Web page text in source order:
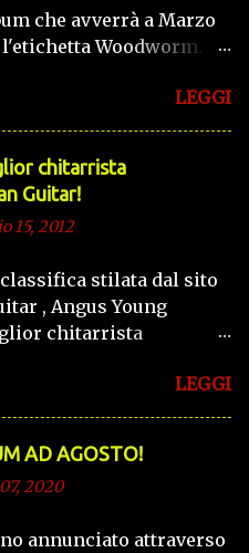
ufficialmente al
nuovo progetto solista
MADNESS” interpretato
Una relazione
condurre sull’orlo
le emozioni più
labile il confine tra
THE EDGE OF
singolo e video con
lancia
il suo nuovo progetto
che avverrà a Marzo
Woodworm.
di seguito il video
LEGGI
chitarrista
Guitar!
15, 2012
classifica stilata dal sito
, Angus Young
chitarrista
posto, per quanto
link
LEGGI
AD AGOSTO!
2020
annunciato attraverso